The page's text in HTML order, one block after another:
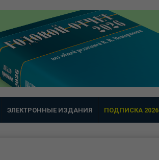
ЭЛЕКТРОННЫЕ ИЗДАНИЯ ПОДПИСКА 2026